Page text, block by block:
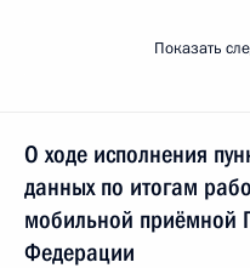
Показать
О ходе исполнения
данных по итогам
мобильной приёмной
Федерации